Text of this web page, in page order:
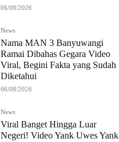
06/08/2026
News
Nama MAN 3 Banyuwangi
Ramai Dibahas Gegara Video
Viral, Begini Fakta yang Sudah
Diketahui
06/08/2026
News
Viral Banget Hingga Luar
Negeri! Video Yank Uwes Yank